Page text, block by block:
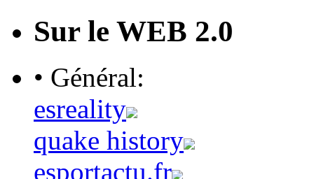
Sur le WEB 2.0
• Général:
esreality
quake history
esportactu.fr